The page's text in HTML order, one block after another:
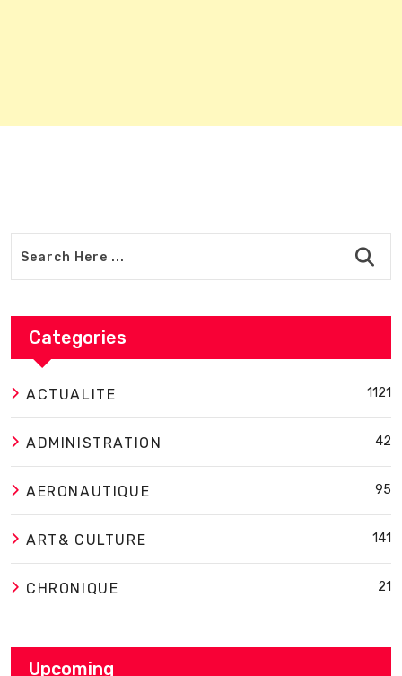
Categories
ACTUALITE 1121
ADMINISTRATION 42
AERONAUTIQUE 95
ART& CULTURE 141
CHRONIQUE 21
Upcoming